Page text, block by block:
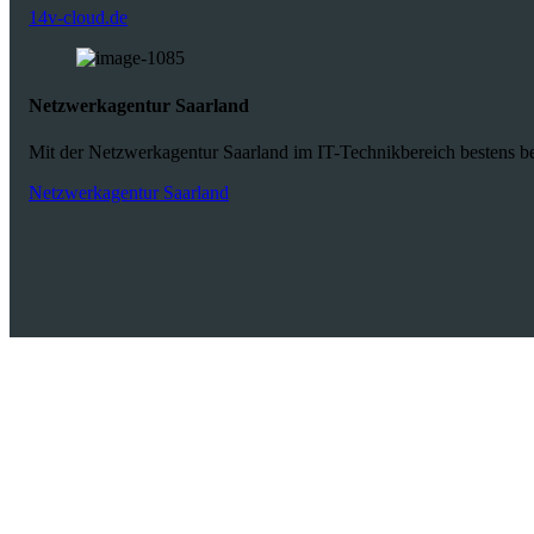
14v-cloud.de
Netzwerkagentur Saarland
Mit der Netzwerkagentur Saarland im IT-Technikbereich bestens
Netzwerkagentur Saarland